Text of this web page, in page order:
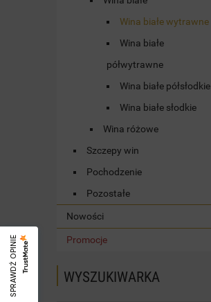
Wina białe wytrawne
Wina białe
półwytrawne
Wina białe półsłodkie
Wina białe słodkie
Wina różowe
Szczepy win
Pochodzenie
Pozostałe
Nowości
Promocje
WYSZUKIWARKA
SPRAWDŹ OPINIE